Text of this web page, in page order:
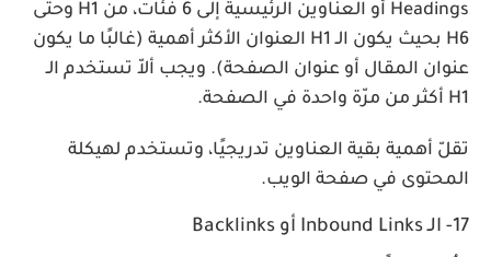
Headings أو العناوين الرئيسية إلى 6 فئات، من H1 وحتى
H6 بحيث يكون الـ H1 العنوان الأكثر أهمية (غالبًا ما يكون
عنوان المقال أو عنوان الصفحة). ويجب ألاّ تستخدم الـ
H1 أكثر من مرّة واحدة في الصفحة.
تقلّ أهمية بقية العناوين تدريجيًا، وتستخدم لهيكلة
المحتوى في صفحة الويب.
17- الـ Inbound Links أو Backlinks